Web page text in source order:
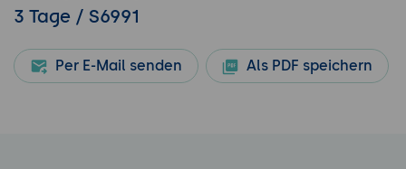
3 Tage / S6991
Per E-Mail senden Als PDF speichern